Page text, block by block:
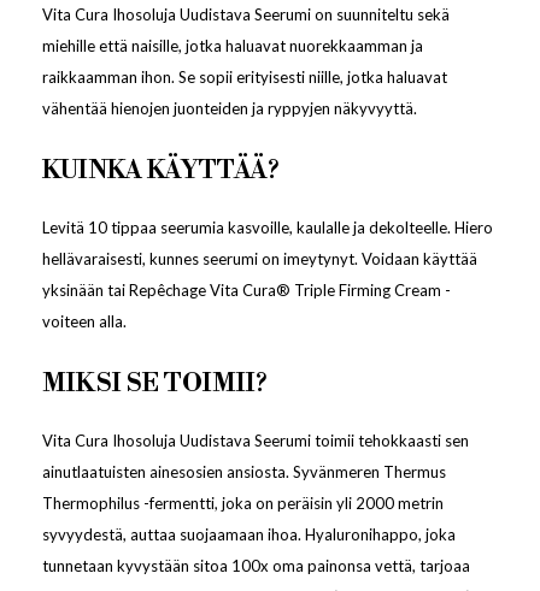
Vita Cura Ihosoluja Uudistava Seerumi on suunniteltu sekä
miehille että naisille, jotka haluavat nuorekkaamman ja
raikkaamman ihon. Se sopii erityisesti niille, jotka haluavat
vähentää hienojen juonteiden ja ryppyjen näkyvyyttä.
KUINKA KÄYTTÄÄ?
Levitä 10 tippaa seerumia kasvoille, kaulalle ja dekolteelle. Hiero
hellävaraisesti, kunnes seerumi on imeytynyt. Voidaan käyttää
yksinään tai Repêchage Vita Cura® Triple Firming Cream -
voiteen alla.
MIKSI SE TOIMII?
Vita Cura Ihosoluja Uudistava Seerumi toimii tehokkaasti sen
ainutlaatuisten ainesosien ansiosta. Syvänmeren Thermus
Thermophilus -fermentti, joka on peräisin yli 2000 metrin
syvyydestä, auttaa suojaamaan ihoa. Hyaluronihappo, joka
tunnetaan kyvystään sitoa 100x oma painonsa vettä, tarjoaa